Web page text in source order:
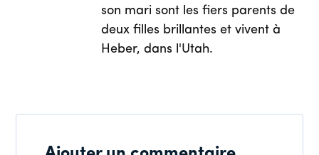
son mari sont les fiers parents de
deux filles brillantes et vivent à
Heber, dans l'Utah.